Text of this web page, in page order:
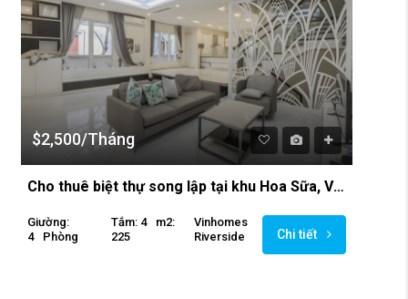
$2,500/Tháng
Cho thuê biệt thự song lập tại khu Hoa Sữa, Vinhomes Riverside
Giường:
4
Phòng
Tắm: 4
M2:
225
Vinhomes
Riverside
Chi tiết